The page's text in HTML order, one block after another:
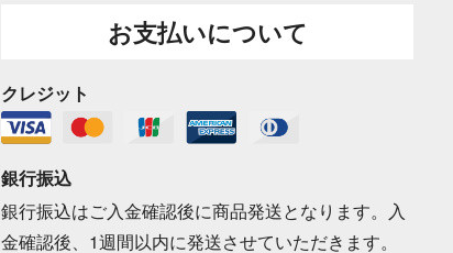
お支払いについて
クレジット
銀行振込
銀行振込はご入金確認後に商品発送となります。入
金確認後、1週間以内に発送させていただきます。